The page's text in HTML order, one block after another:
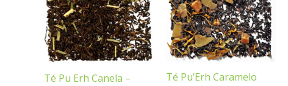
Té Pu Erh Canela –
Té Pu’Erh Caramelo